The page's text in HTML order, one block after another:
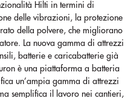
Hilti in termini di
delle vibrazioni, la protezione
della polvere, che migliorano
La nuova gamma di attrezzi
batterie e caricabatterie già
è una piattaforma a batteria
un’ampia gamma di attrezzi
semplifica il lavoro nei cantieri,